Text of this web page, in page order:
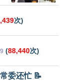
次)
(88,440次)
委还忙 📝